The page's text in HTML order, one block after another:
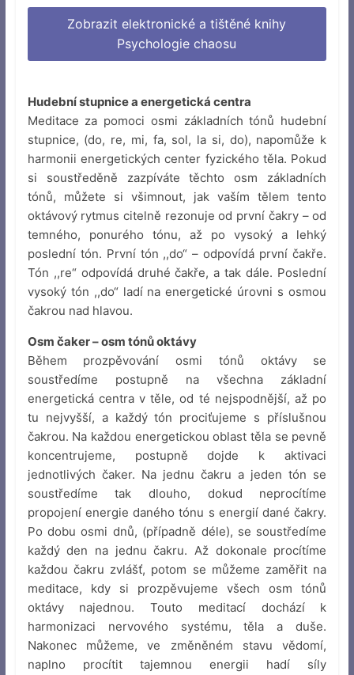
Zobrazit elektronické a tištěné knihy
Psychologie chaosu
Hudební stupnice a energetická centra
Meditace za pomoci osmi základních tónů hudební
stupnice, (do, re, mi, fa, sol, la si, do), napomůže k
harmonii energetických center fyzického těla. Pokud
si soustředěně zazpíváte těchto osm základních
tónů, můžete si všimnout, jak vaším tělem tento
oktávový rytmus citelně rezonuje od první čakry – od
temného, ponurého tónu, až po vysoký a lehký
poslední tón. První tón ,,do“ – odpovídá první čakře.
Tón ,,re“ odpovídá druhé čakře, a tak dále. Poslední
vysoký tón ,,do“ ladí na energetické úrovni s osmou
čakrou nad hlavou.
Osm čaker – osm tónů oktávy
Během prozpěvování osmi tónů oktávy se
soustředíme postupně na všechna základní
energetická centra v těle, od té nejspodnější, až po
tu nejvyšší, a každý tón prociťujeme s příslušnou
čakrou. Na každou energetickou oblast těla se pevně
koncentrujeme, postupně dojde k aktivaci
jednotlivých čaker. Na jednu čakru a jeden tón se
soustředíme tak dlouho, dokud neprocítíme
propojení energie daného tónu s energií dané čakry.
Po dobu osmi dnů, (případně déle), se soustředíme
každý den na jednu čakru. Až dokonale procítíme
každou čakru zvlášť, potom se můžeme zaměřit na
meditace, kdy si prozpěvujeme všech osm tónů
oktávy najednou. Touto meditací dochází k
harmonizaci nervového systému, těla a duše.
Nakonec můžeme, ve změněném stavu vědomí,
naplno procítit tajemnou energii hadí síly